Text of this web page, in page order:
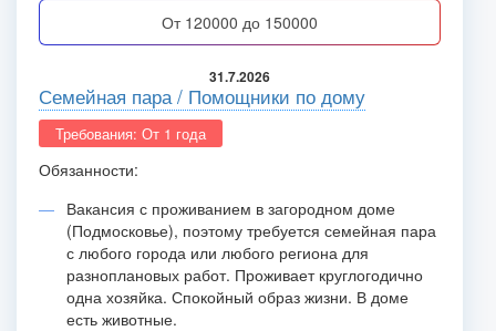
от 120000 до 150000
31.7.2026
Семейная пара / Помощники по дому
Требования: От 1 года
Обязанности:
Вакансия с проживанием в загородном доме
(Подмосковье), поэтому требуется семейная пара
с любого города или любого региона для
разноплановых работ. Проживает круглогодично
одна хозяйка. Спокойный образ жизни. В доме
есть животные.